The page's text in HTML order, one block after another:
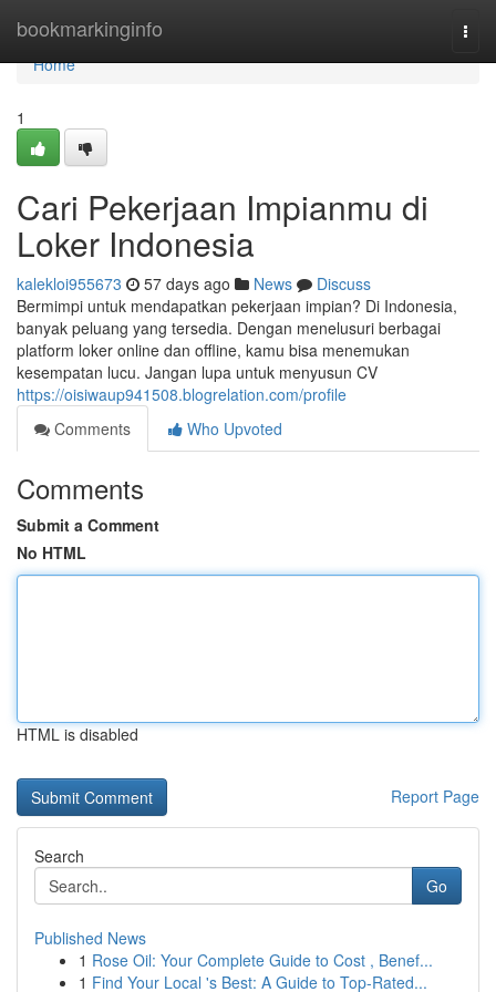
bookmarkinginfo
Home
Home
1
Cari Pekerjaan Impianmu di
Loker Indonesia
kalekloi955673 57 days ago News
Discuss
Bermimpi untuk mendapatkan pekerjaan impian? Di Indonesia,
banyak peluang yang tersedia. Dengan menelusuri berbagai
platform loker online dan offline, kamu bisa menemukan
kesempatan lucu. Jangan lupa untuk menyusun CV
https://oisiwaup941508.blogrelation.com/profile
Comments
Who Upvoted
Comments
Submit a Comment
No HTML
HTML is disabled
Report Page
Search
Go
Published News
1 Rose Oil: Your Complete Guide to Cost , Benef...
1 Find Your Local 's Best: A Guide to Top-Rated...